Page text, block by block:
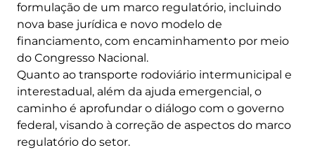
formulação de um marco regulatório, incluindo
nova base jurídica e novo modelo de
financiamento, com encaminhamento por meio
do Congresso Nacional.
Quanto ao transporte rodoviário intermunicipal e
interestadual, além da ajuda emergencial, o
caminho é aprofundar o diálogo com o governo
federal, visando à correção de aspectos do marco
regulatório do setor.